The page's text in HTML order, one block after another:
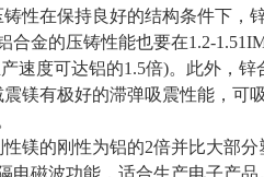
铸性在保持良好的结构条件下，
合金的压铸性能也要在1.2-
速度可达铝的1.5倍)。此外，锌
震镁有极好的滞弹吸震性能，可
性镁的刚性为铝的2倍并比大部
电磁波功能，适合生产电子产品